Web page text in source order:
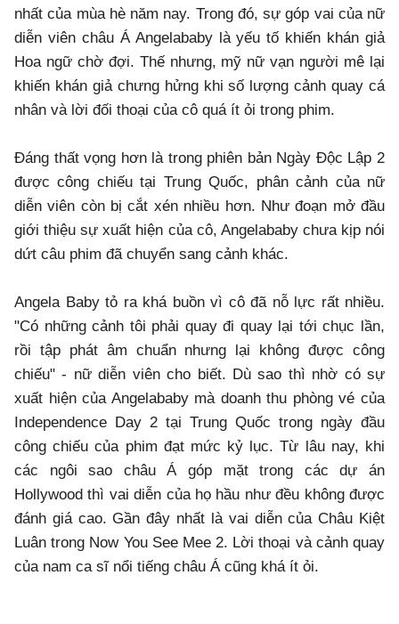
nhất của mùa hè năm nay. Trong đó, sự góp vai của nữ
diễn viên châu Á Angelababy là yếu tố khiến khán giả
Hoa ngữ chờ đợi. Thế nhưng, mỹ nữ vạn người mê lại
khiến khán giả chưng hửng khi số lượng cảnh quay cá
nhân và lời đối thoại của cô quá ít ỏi trong phim.
Đáng thất vọng hơn là trong phiên bản Ngày Độc Lập 2
được công chiếu tại Trung Quốc, phân cảnh của nữ
diễn viên còn bị cắt xén nhiều hơn. Như đoạn mở đầu
giới thiệu sự xuất hiện của cô, Angelababy chưa kịp nói
dứt câu phim đã chuyển sang cảnh khác.
Angela Baby tỏ ra khá buồn vì cô đã nỗ lực rất nhiều.
"Có những cảnh tôi phải quay đi quay lại tới chục lần,
rồi tập phát âm chuẩn nhưng lại không được công
chiếu" - nữ diễn viên cho biết. Dù sao thì nhờ có sự
xuất hiện của Angelababy mà doanh thu phòng vé của
Independence Day 2 tại Trung Quốc trong ngày đầu
công chiếu của phim đạt mức kỷ lục. Từ lâu nay, khi
các ngôi sao châu Á góp mặt trong các dự án
Hollywood thì vai diễn của họ hầu như đều không được
đánh giá cao. Gần đây nhất là vai diễn của Châu Kiệt
Luân trong Now You See Mee 2. Lời thoại và cảnh quay
của nam ca sĩ nổi tiếng châu Á cũng khá ít ỏi.